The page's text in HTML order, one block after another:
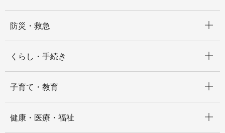
防災・救急
くらし・手続き
子育て・教育
健康・医療・福祉